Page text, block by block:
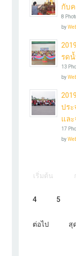
กับ
8
by
รด
13
by
ปร
แล
17
by
เริ่มต้น
4 5
ต่อไป สุ